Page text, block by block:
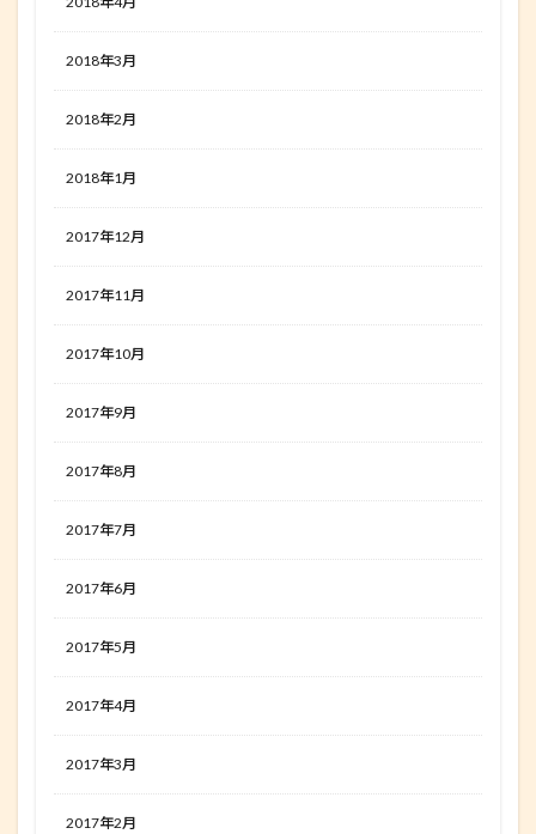
2018年3月
2018年2月
2018年1月
2017年12月
2017年11月
2017年10月
2017年9月
2017年8月
2017年7月
2017年6月
2017年5月
2017年4月
2017年3月
2017年2月